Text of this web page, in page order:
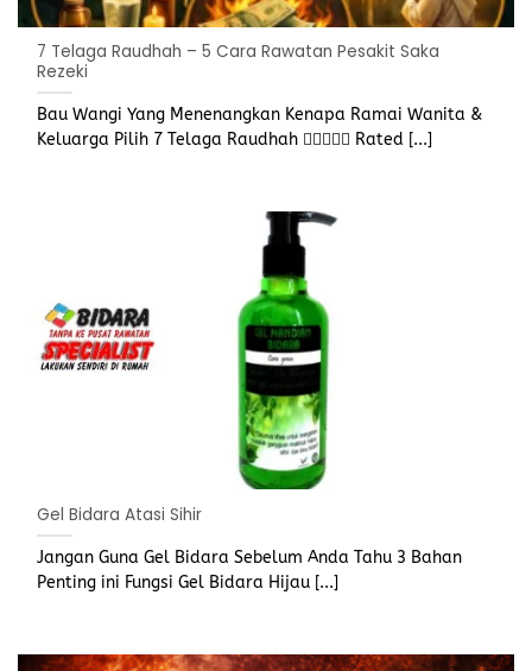
7 Telaga Raudhah – 5 Cara Rawatan Pesakit Saka
Rezeki
Bau Wangi Yang Menenangkan Kenapa Ramai Wanita &
Keluarga Pilih 7 Telaga Raudhah  Rated [...]
Gel Bidara Atasi Sihir
Jangan Guna Gel Bidara Sebelum Anda Tahu 3 Bahan
Penting ini Fungsi Gel Bidara Hijau [...]